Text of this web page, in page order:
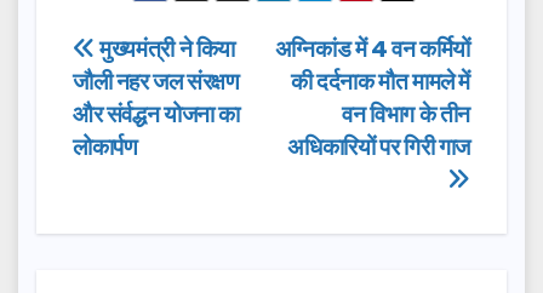
e
b
o
o
o
d
o
e
Post
navigation
अग्निकांड में 4 वन कर्मियों
की दर्दनाक मौत मामले में
वन विभाग के तीन
अधिकारियों पर गिरी गाज
मुख्यमंत्री ने किया
जौली नहर जल संरक्षण
और संर्वद्धन योजना का
लोकार्पण